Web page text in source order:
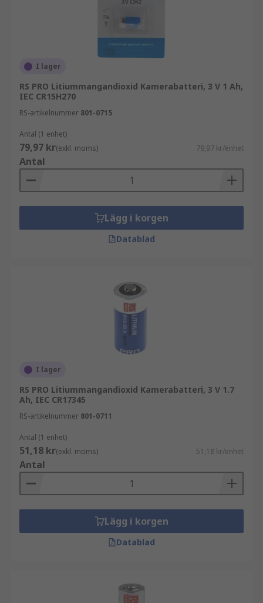
I lager
RS PRO Litiummangandioxid Kamerabatteri, 3 V 1 Ah,
IEC CR15H270
RS-artikelnummer 801-0715
Antal (1 enhet)
79,97 kr(exkl. moms) 79,97 kr/enhet
Antal
Lägg i korgen
Datablad
I lager
RS PRO Litiummangandioxid Kamerabatteri, 3 V 1.7
Ah, IEC CR17345
RS-artikelnummer 801-0711
Antal (1 enhet)
51,18 kr(exkl. moms) 51,18 kr/enhet
Antal
Lägg i korgen
Datablad